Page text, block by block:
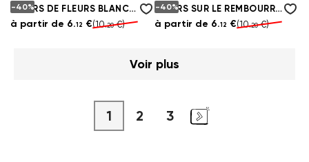
-40% FLEURS DE FLEURS BLANCHES FOND D'ÉCRAN SUR LE MUR
à partir de 6.12 €(10.20€)
-40% FLEURS SUR LE REMBOURRAGE
à partir de 6.12 €(10.20€)
Voir plus
1 2 3